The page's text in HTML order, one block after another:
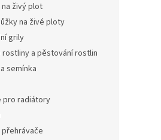
na živý plot
na živé ploty
grily
rostliny a pěstování rostlin
semínka
pro radiátory
přehrávače